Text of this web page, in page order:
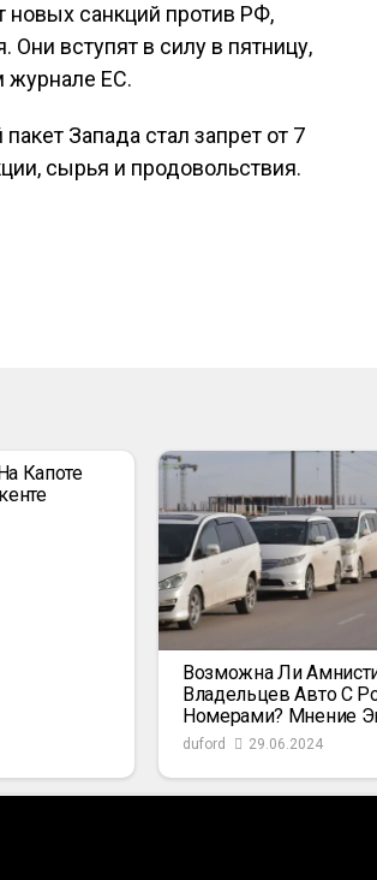
новых санкций против РФ,
вступят в силу в пятницу,
журнале ЕС.
Запада стал запрет от 7
сырья и продовольствия.
Капоте
Возможна Ли
Владельцев Авто С
Номерами? Мнение
duford 29.06.2024